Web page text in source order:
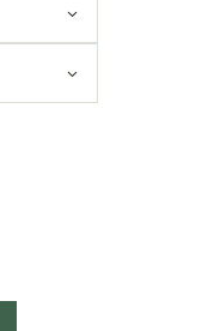
damska koszulka z